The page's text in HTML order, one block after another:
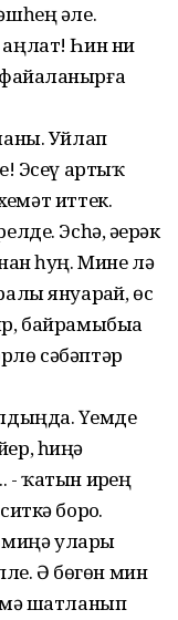
әле.
Һин ни
Уйлап
Эсеү артыҡ
иттек.
Эсһә, әҙерәк
һуң. Мине лә
януарҙай, өс
байрамыбыҙҙа
сәбәптәр
Үҙемде
һиңә
ҡатын ирҙең
борҙо.
уларҙы
Ә бөгөн мин
шатланып